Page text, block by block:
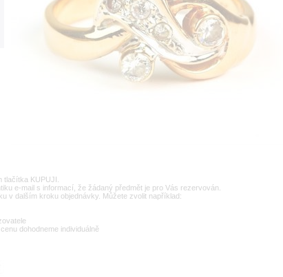
tlačítka KUPUJI.
e-mail s informací, že žádaný předmět je pro Vás rezervován.
v dalším kroku objednávky. Můžete zvolit například:
dohodneme individuálně